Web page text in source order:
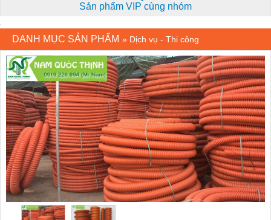
Sản phẩm VIP cùng nhóm
DANH MỤC SẢN PHẨM » Dịch vụ - Thi công